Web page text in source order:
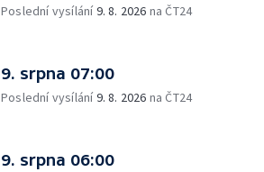
Poslední vysílání9. 8. 2026 na ČT24
9. srpna 07:00
Poslední vysílání9. 8. 2026 na ČT24
9. srpna 06:00